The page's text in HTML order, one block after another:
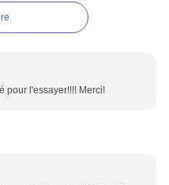
pour l'essayer!!!! Merci!